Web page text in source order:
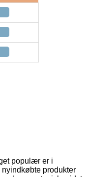
populær er i
produkter